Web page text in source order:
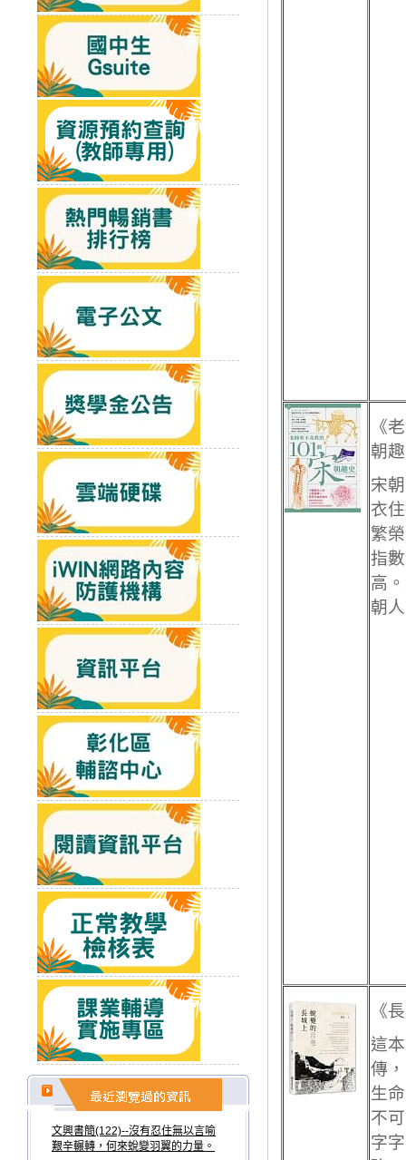
文興書簡(122)--沒有忍住無以言喻
艱辛輾轉，何來蛻變羽翼的力量。
《
朝
宋
衣
繁
指
高
朝
《
這
傳
生
不
字